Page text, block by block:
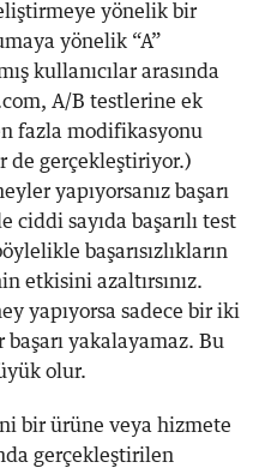
yönelik bir
yönelik “A”
kullanıcılar arasında
A/B testlerine ek
fazla modifikasyonu
de gerçekleştiriyor.)
yapıyorsanız başarı
ciddi sayıda başarılı test
başarısızlıkların
etkisini azaltırsınız.
yapıyorsa sadece bir iki
yakalayamaz. Bu
olur.
bir ürüne veya hizmete
gerçekleştirilen